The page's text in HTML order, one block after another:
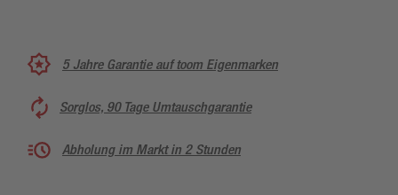
5 Jahre Garantie auf toom Eigenmarken
Sorglos, 90 Tage Umtauschgarantie
Abholung im Markt in 2 Stunden